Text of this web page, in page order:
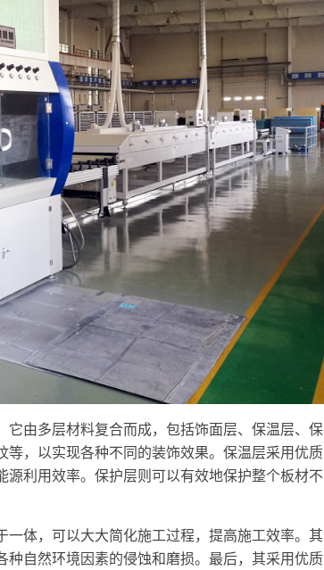
由多层材料复合而成，包括饰面层、保温层、保
，以实现各种不同的装饰效果。保温层采用优质
利用效率。保护层则可以有效地保护整个板材不
体，可以大大简化施工过程，提高施工效率。其
自然环境因素的侵蚀和磨损。最后，其采用优质